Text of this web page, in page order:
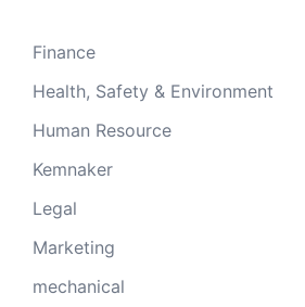
Finance
Health, Safety & Environment
Human Resource
Kemnaker
Legal
Marketing
mechanical